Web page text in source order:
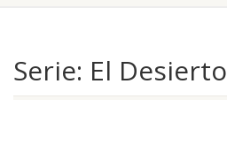
Serie: El Desierto